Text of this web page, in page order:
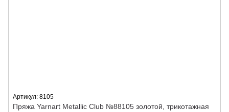
Артикул: 8105
Пряжа Yarnart Metallic Club №88105 золотой, трикотажная